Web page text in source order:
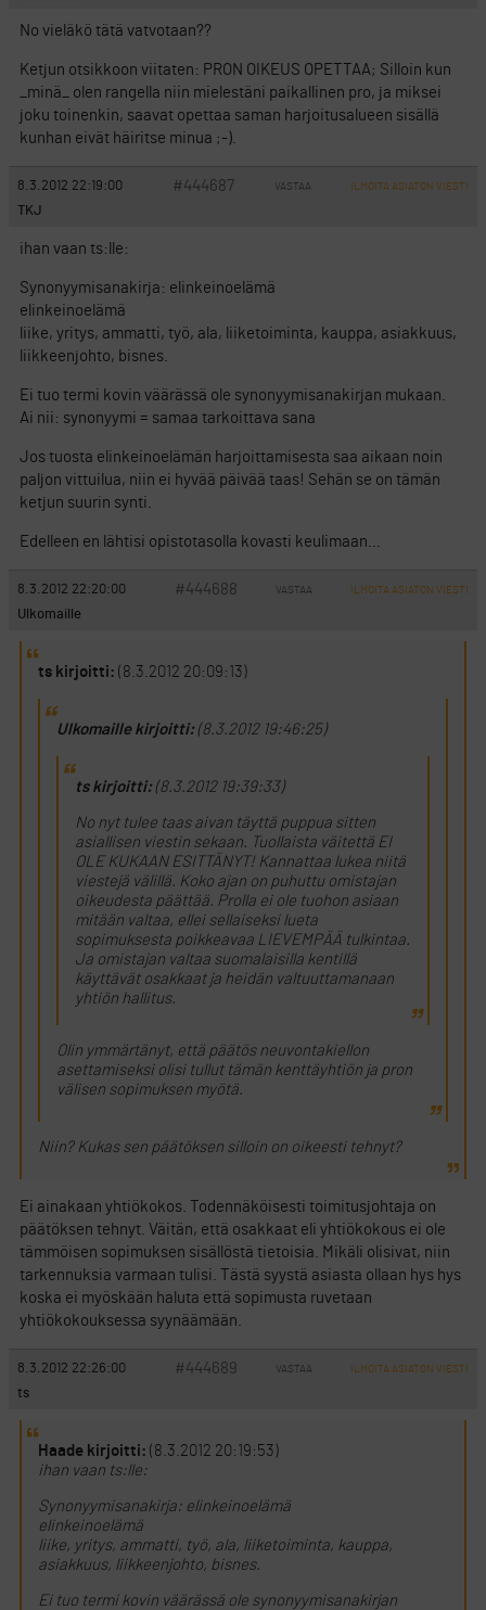
No vieläkö tätä vatvotaan??
Ketjun otsikkoon viitaten: PRON OIKEUS OPETTAA; Silloin kun
_minä_ olen rangella niin mielestäni paikallinen pro, ja miksei
joku toinenkin, saavat opettaa saman harjoitusalueen sisällä
kunhan eivät häiritse minua ;-).
8.3.2012 22:19:00 #444687 VASTAA ILMOITA ASIATON VIESTI
TKJ
ihan vaan ts:lle:
Synonyymisanakirja: elinkeinoelämä
elinkeinoelämä
liike, yritys, ammatti, työ, ala, liiketoiminta, kauppa, asiakkuus,
liikkeenjohto, bisnes.
Ei tuo termi kovin väärässä ole synonyymisanakirjan mukaan.
Ai nii: synonyymi = samaa tarkoittava sana
Jos tuosta elinkeinoelämän harjoittamisesta saa aikaan noin
paljon vittuilua, niin ei hyvää päivää taas! Sehän se on tämän
ketjun suurin synti.
Edelleen en lähtisi opistotasolla kovasti keulimaan…
8.3.2012 22:20:00 #444688 VASTAA ILMOITA ASIATON VIESTI
Ulkomaille
ts kirjoitti: (8.3.2012 20:09:13)
Ulkomaille kirjoitti:(8.3.2012 19:46:25)
ts kirjoitti:(8.3.2012 19:39:33)
No nyt tulee taas aivan täyttä puppua sitten
asiallisen viestin sekaan. Tuollaista väitettä EI
OLE KUKAAN ESITTÄNYT! Kannattaa lukea niitä
viestejä välillä. Koko ajan on puhuttu omistajan
oikeudesta päättää. Prolla ei ole tuohon asiaan
mitään valtaa, ellei sellaiseksi lueta
sopimuksesta poikkeavaa LIEVEMPÄÄ tulkintaa.
Ja omistajan valtaa suomalaisilla kentillä
käyttävät osakkaat ja heidän valtuuttamanaan
yhtiön hallitus.
Olin ymmärtänyt, että päätös neuvontakiellon
asettamiseksi olisi tullut tämän kenttäyhtiön ja pron
välisen sopimuksen myötä.
Niin? Kukas sen päätöksen silloin on oikeesti tehnyt?
Ei ainakaan yhtiökokos. Todennäköisesti toimitusjohtaja on
päätöksen tehnyt. Väitän, että osakkaat eli yhtiökokous ei ole
tämmöisen sopimuksen sisällöstä tietoisia. Mikäli olisivat, niin
tarkennuksia varmaan tulisi. Tästä syystä asiasta ollaan hys hys
koska ei myöskään haluta että sopimusta ruvetaan
yhtiökokouksessa syynäämään.
8.3.2012 22:26:00 #444689 VASTAA ILMOITA ASIATON VIESTI
ts
Haade kirjoitti: (8.3.2012 20:19:53)
ihan vaan ts:lle:
Synonyymisanakirja: elinkeinoelämä
elinkeinoelämä
liike, yritys, ammatti, työ, ala, liiketoiminta, kauppa,
asiakkuus, liikkeenjohto, bisnes.
Ei tuo termi kovin väärässä ole synonyymisanakirjan